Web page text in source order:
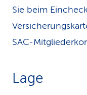
Sie beim
SAC-
Lage